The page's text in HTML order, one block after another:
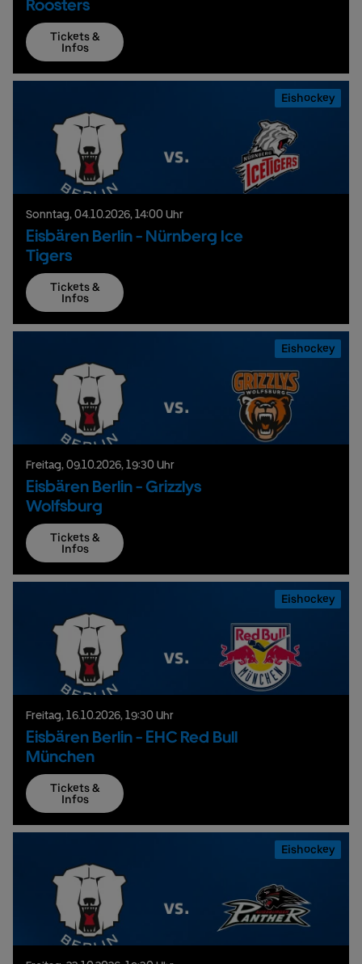
Roosters
Tickets &
Infos
Eishockey
Sonntag, 04.10.2026, 14:00 Uhr
Eisbären Berlin - Nürnberg Ice
Tigers
Tickets &
Infos
Eishockey
Freitag, 09.10.2026, 19:30 Uhr
Eisbären Berlin - Grizzlys
Wolfsburg
Tickets &
Infos
Eishockey
Freitag, 16.10.2026, 19:30 Uhr
Eisbären Berlin - EHC Red Bull
München
Tickets &
Infos
Eishockey